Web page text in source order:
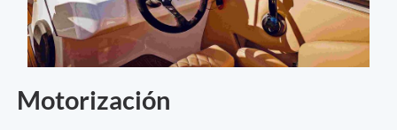
Motorización